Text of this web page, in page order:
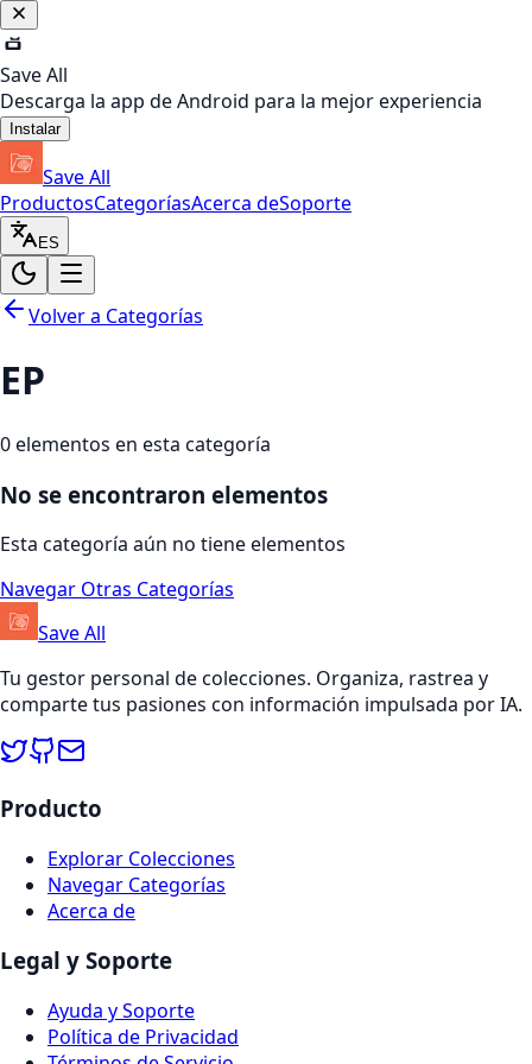
Save All
Descarga la app de Android para la mejor experiencia
Instalar
Save All
ProductosCategoríasAcerca deSoporte
ES
Volver a Categorías
EP
0elementos en esta categoría
No se encontraron elementos
Esta categoría aún no tiene elementos
Navegar Otras Categorías
Save All
Tu gestor personal de colecciones. Organiza, rastrea y
comparte tus pasiones con información impulsada por IA.
Producto
Explorar Colecciones
Navegar Categorías
Acerca de
Legal y Soporte
Ayuda y Soporte
Política de Privacidad